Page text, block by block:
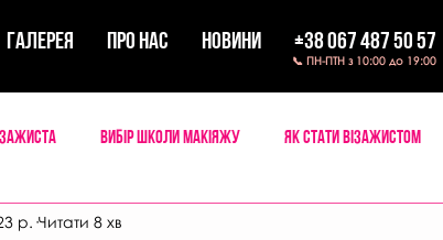
ГАЛЕРЕЯ ПРО НАС НОВИНИ +38 067 487 50 57
📞 ПН-ПТН з 10:00 до 19:00
Вибір школи макіяжу Як стати візажистом
візажиста
р. Читати 8 хв